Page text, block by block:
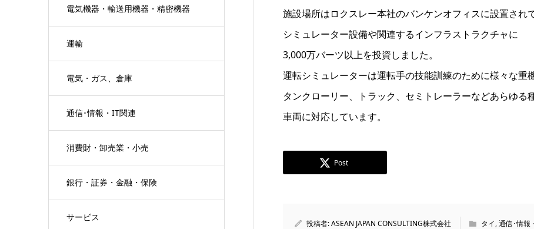
電気機器・輸送用機器・精密機器
運輸
電気・ガス、倉庫
通信･情報・IT関連
消費財・卸売業・小売
銀行・証券・金融・保険
サービス
施設場所はロクスレー本社のバンケンオフィスに設置され
シミュレーター設備や関連するインフラストラクチャに
3,000万バーツ以上を投資しました。
運転シミュレーターは運転手の技能訓練のために様々な重機
タンクローリー、トラック、セミトレーラーなどあらゆる
車両に対応しています。
Post
投稿者:ASEAN JAPAN CONSULTING株式会社 タイ,通信･情報